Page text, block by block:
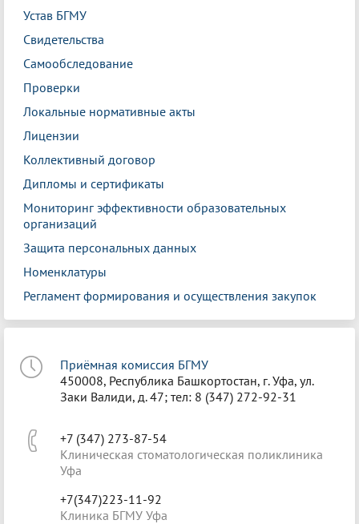
Устав БГМУ
Свидетельства
Самообследование
Проверки
Локальные нормативные акты
Лицензии
Коллективный договор
Дипломы и сертификаты
Мониторинг эффективности образовательных
организаций
Защита персональных данных
Номенклатуры
Регламент формирования и осуществления закупок
Приёмная комиссия БГМУ
450008, Республика Башкортостан, г. Уфа, ул.
Заки Валиди, д. 47; тел: 8 (347) 272-92-31
+7 (347) 273-87-54
Клиническая стоматологическая поликлиника
Уфа
+7(347)223-11-92
Клиника БГМУ Уфа